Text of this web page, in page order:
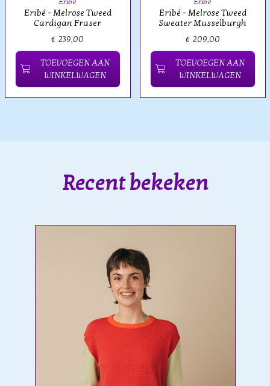
Eribé - Melrose Tweed
Cardigan Fraser
€ 239,00
TOEVOEGEN AAN
WINKELWAGEN
Eribé - Melrose Tweed
Sweater Musselburgh
€ 209,00
TOEVOEGEN AAN
WINKELWAGEN
Recent bekeken